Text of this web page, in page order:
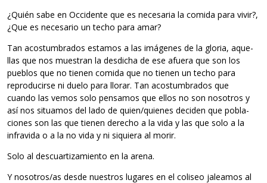
¿Quién sabe en Occi­dente que es nece­sa­ria la comida para vivir?,
¿Que es nece­sa­rio un techo para amar?
Tan acos­tum­bra­dos esta­mos a las imá­ge­nes de la glo­ria, aque­
llas que nos mues­tran la des­di­cha de ese afuera que son los
pue­blos que no tie­nen comida que no tie­nen un techo para
repro­du­cirse ni duelo para llo­rar. Tan acos­tum­bra­dos que
cuando las vemos solo pen­sa­mos que ellos no son noso­tros y
así nos situa­mos del lado de quien/quienes deci­den que pobla­
cio­nes son las que tie­nen dere­cho a la vida y las que solo a la
infra­vida o a la no vida y ni siquiera al morir.
Solo al des­cuar­ti­za­miento en la arena.
Y nosotros/as desde nues­tros luga­res en el coli­seo jalea­mos al